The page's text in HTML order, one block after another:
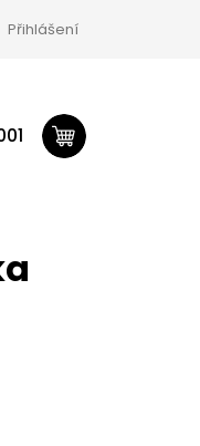
Přihlášení
GymTime Magazín